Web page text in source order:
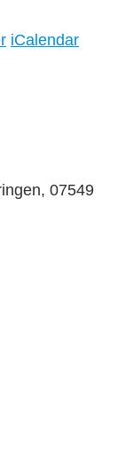
iCalendar
07549